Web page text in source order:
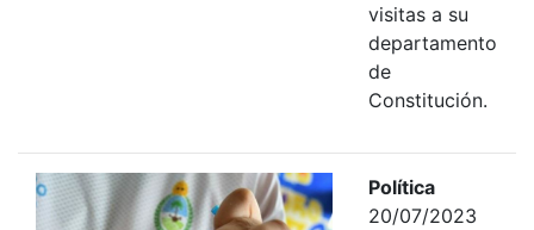
visitas a su
departamento
de
Constitución.
Política
20/07/2023